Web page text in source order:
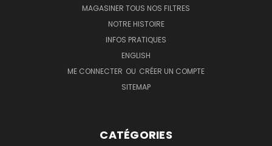
MAGASINER TOUS NOS FILTRES
NOTRE HISTOIRE
INFOS PRATIQUES
ENGLISH
ME CONNECTER OU CRÉER UN COMPTE
SITEMAP
CATÉGORIES